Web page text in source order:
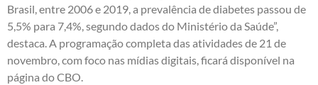
Brasil, entre 2006 e 2019, a prevalência de diabetes passou de
5,5% para 7,4%, segundo dados do Ministério da Saúde”,
destaca. A programação completa das atividades de 21 de
novembro, com foco nas mídias digitais,ficará disponível na
página do CBO.